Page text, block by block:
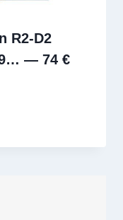
R2-D2
— 74 €